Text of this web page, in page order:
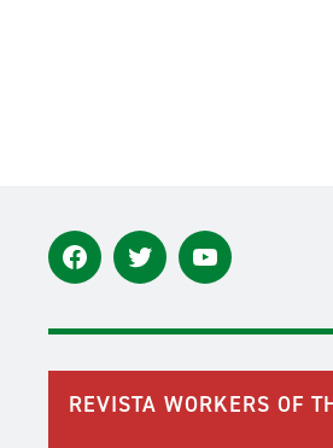
FacebookTwitterYoutube
REVISTA WORKERS OF